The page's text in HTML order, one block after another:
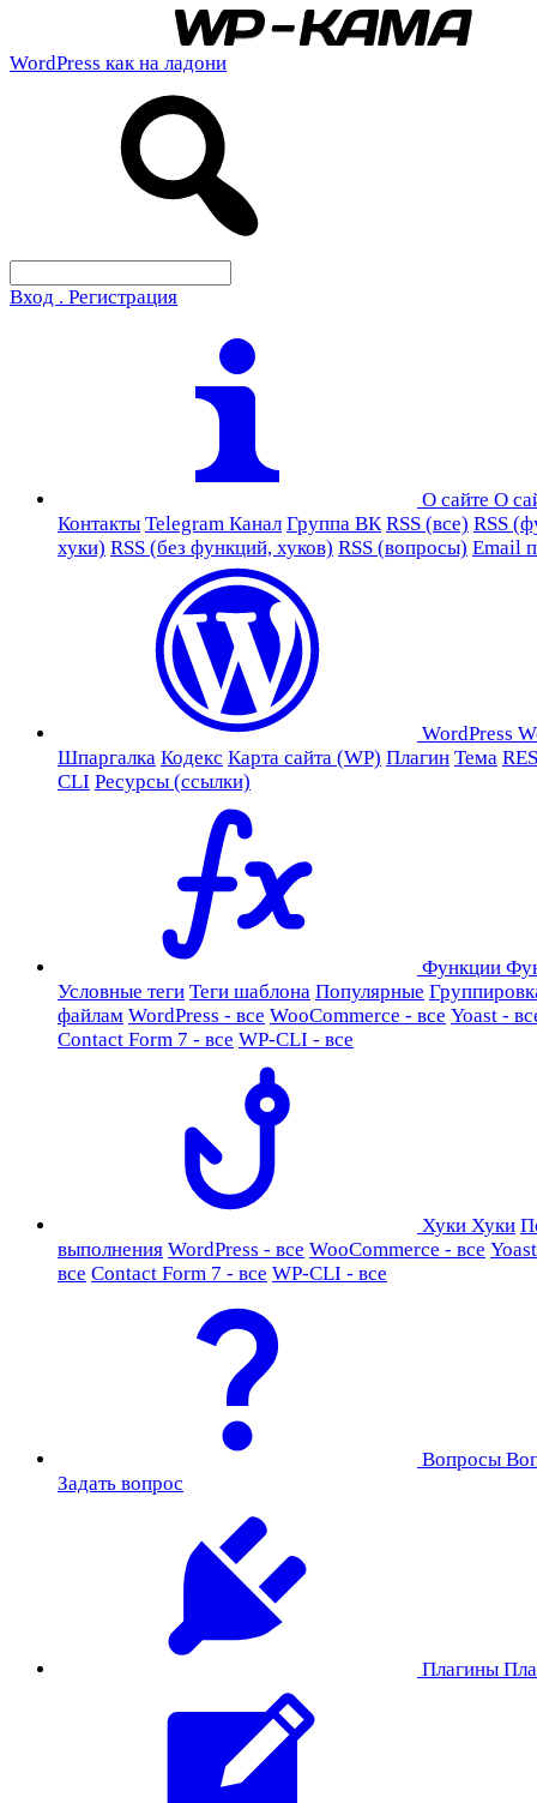
WordPress как на ладони
Вход . Регистрация
О сайте О
Контакты Telegram Канал Группа ВК RSS (все) RSS
хуки) RSS (без функций, хуков) RSS (вопросы) Email
WordPress
Шпаргалка Кодекс Карта сайта (WP) Плагин Тема
CLI Ресурсы (ссылки)
Функции
Условные теги Теги шаблона Популярные
файлам WordPress - все WooCommerce - все Yoast -
Contact Form 7 - все WP-CLI - все
Хуки Хуки
выполнения WordPress - все WooCommerce - все
все Contact Form 7 - все WP-CLI - все
Вопросы
Задать вопрос
Плагины